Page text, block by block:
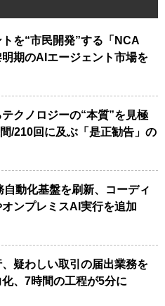
を“市民開発”する「NCA
期のAIエージェント市場を
クノロジーの“本質”を見極
/210回に及ぶ「是正勧告」の
動化基盤を刷新、コーディ
ンプレミスAI実行を追加
疑わしい取引の届出業務を
、7時間の工程が5分に